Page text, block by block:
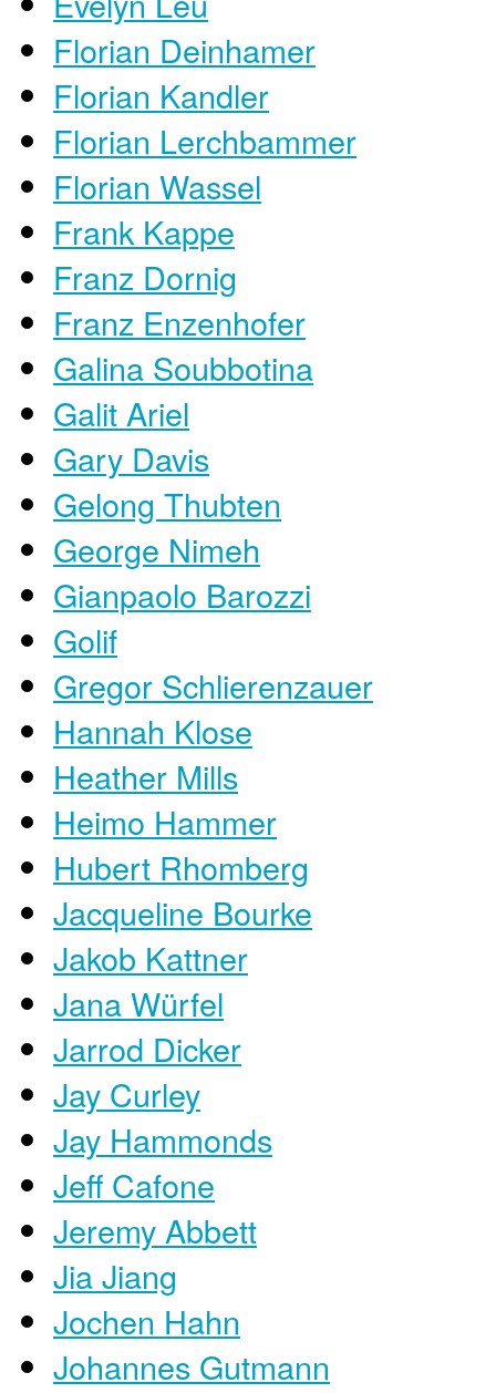
Florian Deinhamer
Florian Kandler
Florian Lerchbammer
Florian Wassel
Frank Kappe
Franz Dornig
Franz Enzenhofer
Galina Soubbotina
Galit Ariel
Gary Davis
Gelong Thubten
George Nimeh
Gianpaolo Barozzi
Golif
Gregor Schlierenzauer
Hannah Klose
Heather Mills
Heimo Hammer
Hubert Rhomberg
Jacqueline Bourke
Jakob Kattner
Jana Würfel
Jarrod Dicker
Jay Curley
Jay Hammonds
Jeff Cafone
Jeremy Abbett
Jia Jiang
Jochen Hahn
Johannes Gutmann